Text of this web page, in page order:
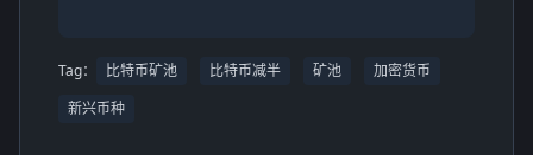
Tag： 比特币矿池 比特币减半 矿池
加密货币
新兴币种